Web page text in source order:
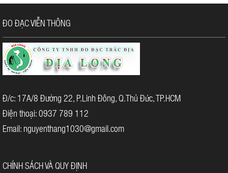
ĐO ĐẠC VIỄN THÔNG
Đ/c: 17A/8 Đường 22, P.Linh Đông, Q.Thủ Đức, TP.HCM
Điện thoại: 0937 789 112
Email: nguyenthang1030@gmail.com
CHÍNH SÁCH VÀ QUY ĐỊNH